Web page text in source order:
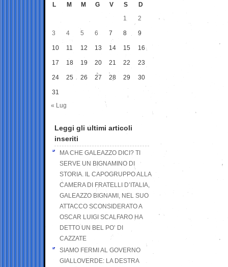
L M M G V S
D
1
2
3 4 5 6 7 8 9
10 11 12 13 14 15 16
17 18 19 20 21 22 23
24 25 26 27 28 29 30
31
« Lug
Leggi gli ultimi articoli
inseriti
MA CHE GALEAZZO DICI? TI
SERVE UN BIGNAMINO DI
STORIA. IL CAPOGRUPPO ALLA
CAMERA DI FRATELLI D’ITALIA,
GALEAZZO BIGNAMI, NEL SUO
ATTACCO SCONSIDERATO A
OSCAR LUIGI SCALFARO HA
DETTO UN BEL PO’ DI
CAZZATE
SIAMO FERMI AL GOVERNO
GIALLOVERDE: LA DESTRA